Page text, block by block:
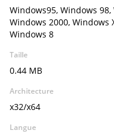
Windows95, Windows
Windows 2000, Windows
Windows 8
Taille
0.44 MB
Architecture
x32/x64
Langue